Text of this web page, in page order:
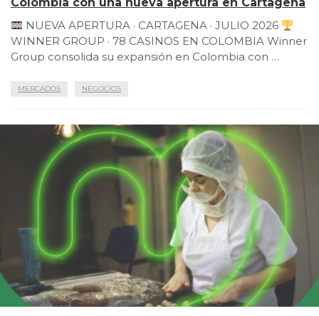
Colombia con una nueva apertura en Cartagena
NUEVA APERTURA · CARTAGENA · JULIO 2026
WINNER GROUP · 78 CASINOS EN COLOMBIA Winner
Group consolida su expansión en Colombia con …
MERCADOS NEGOCIOS